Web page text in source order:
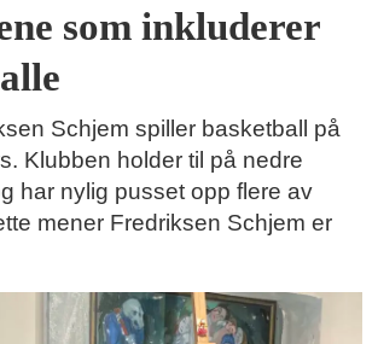
som inkluderer
Schjem spiller basketball på
Klubben holder til på nedre
har nylig pusset opp flere av
mener Fredriksen Schjem er